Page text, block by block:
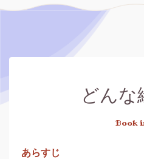
どんな
Book
あらすじ